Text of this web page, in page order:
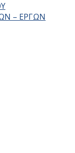
– ΕΡΓΩΝ